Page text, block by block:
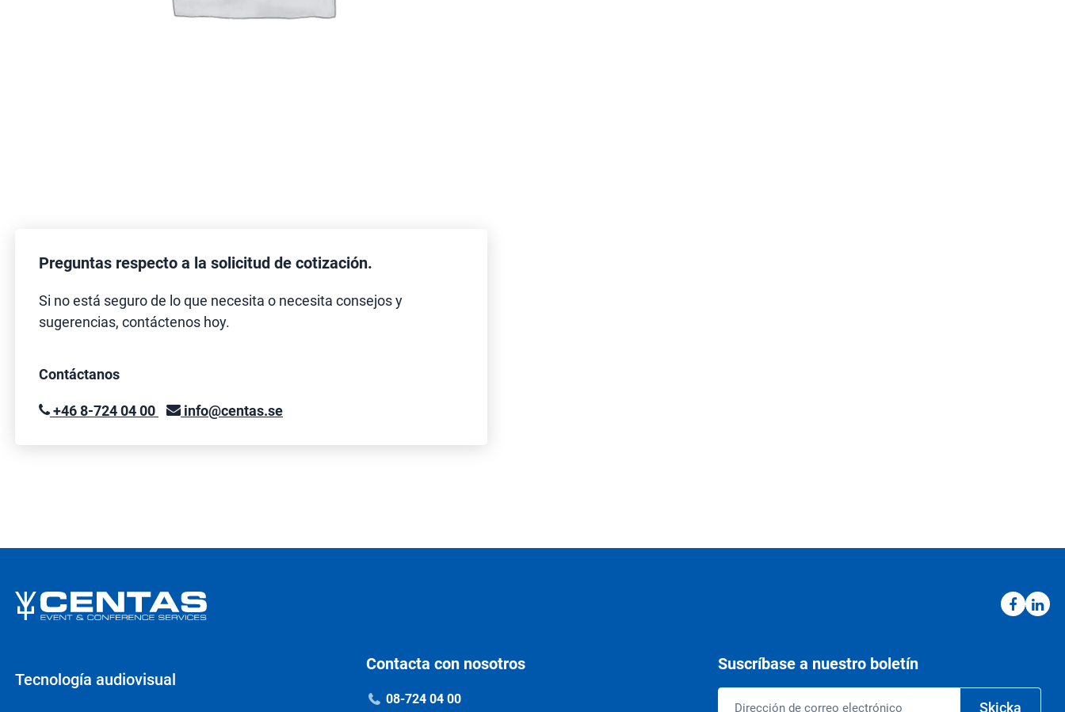
Preguntas respecto a la solicitud de cotización.
Si no está seguro de lo que necesita o necesita consejos y
sugerencias, contáctenos hoy.
Contáctanos
+46 8-724 04 00 info@centas.se
Tecnología audiovisual
Contacta con nosotros
08-724 04 00
Suscríbase a nuestro boletín
Skicka